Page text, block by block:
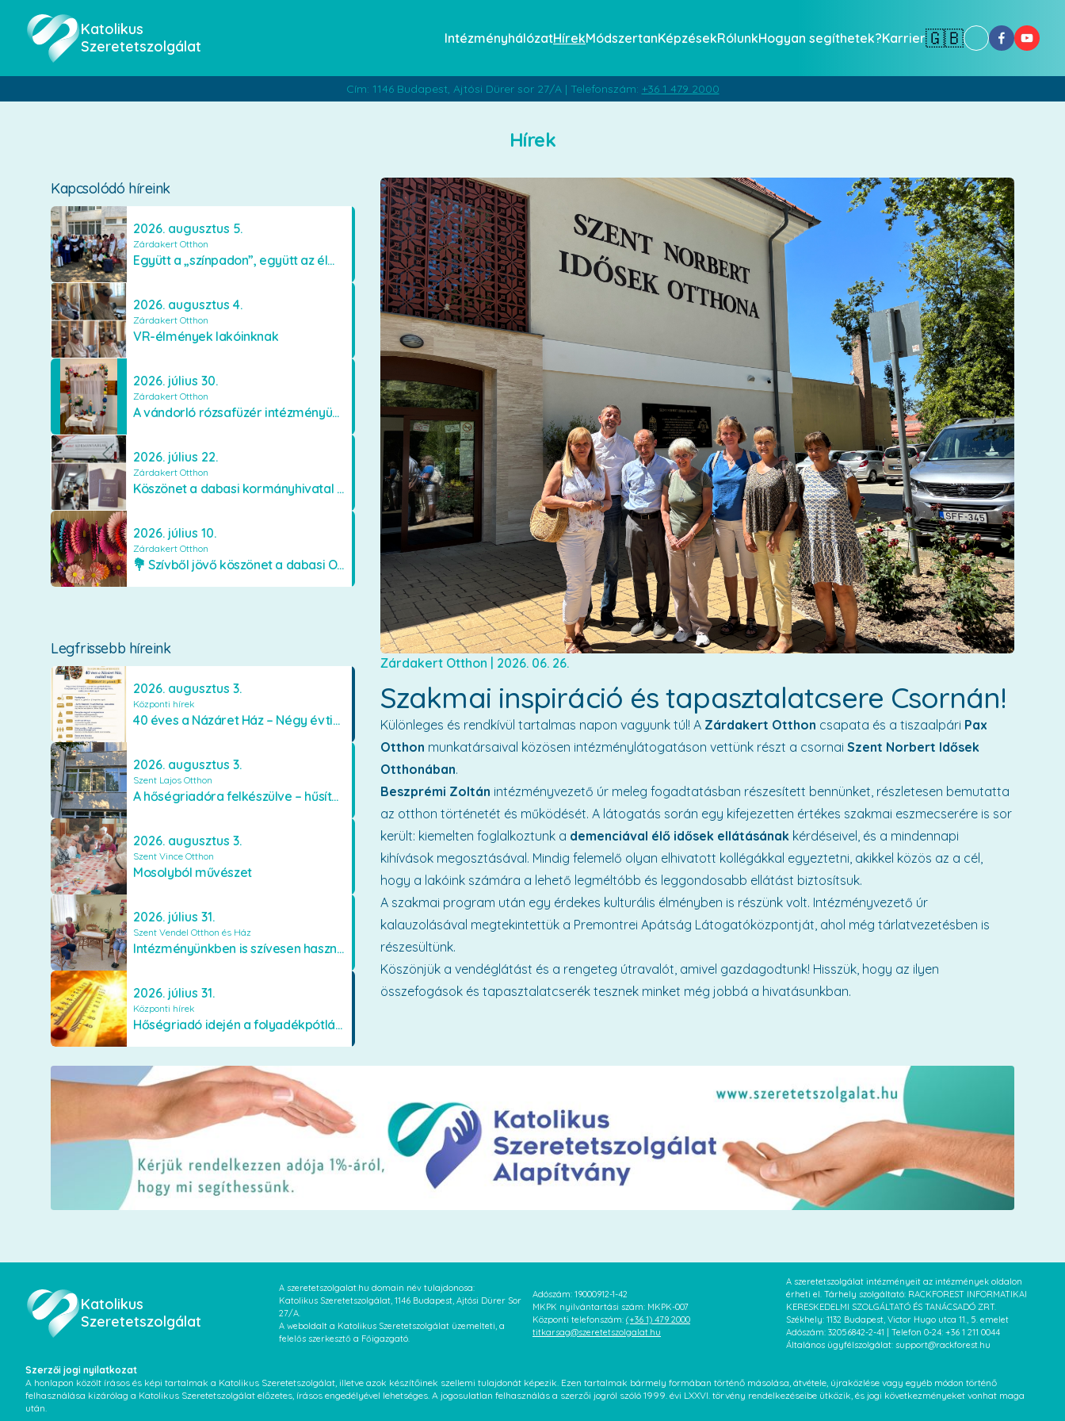
Katolikus
Szeretetszolgálat
IntézményhálózatHírekMódszertanKépzésekRólunkHogyan segíthetek?Karrier🇬🇧
Cím: 1146 Budapest, Ajtósi Dürer sor 27/A | Telefonszám: +36 1 479 2000
Hírek
Kapcsolódó híreink
2026. augusztus 5.
Zárdakert Otthon
Együtt a „színpadon”, együtt az élményekért 🎭✨
2026. augusztus 4.
Zárdakert Otthon
VR-élmények lakóinknak
2026. július 30.
Zárdakert Otthon
A vándorló rózsafüzér intézményünkben
2026. július 22.
Zárdakert Otthon
Köszönet a dabasi kormányhivatal munkatársainak
2026. július 10.
Zárdakert Otthon
💐 Szívből jövő köszönet a dabasi Orimamiknak! 💐
Legfrissebb híreink
2026. augusztus 3.
Központi hírek
40 éves a Názáret Ház – Négy évtized szeretetben és gondoskodásban
2026. augusztus 3.
Szent Lajos Otthon
A hőségriadóra felkészülve – hűsítő fejlesztések a Szent Lajos Otthonban
2026. augusztus 3.
Szent Vince Otthon
Mosolyból művészet
2026. július 31.
Szent Vendel Otthon és Ház
Intézményünkben is szívesen használják a VR szemüveget
2026. július 31.
Központi hírek
Hőségriadó idején a folyadékpótlás életet menthet
Zárdakert Otthon | 2026. 06. 26.
Szakmai inspiráció és tapasztalatcsere Csornán!
Különleges és rendkívül tartalmas napon vagyunk túl! A Zárdakert Otthon csapata és a tiszaalpári Pax
Otthon munkatársaival közösen intézménylátogatáson vettünk részt a csornai Szent Norbert Idősek
Otthonában.
Beszprémi Zoltán intézményvezető úr meleg fogadtatásban részesített bennünket, részletesen bemutatta
az otthon történetét és működését. A látogatás során egy kifejezetten értékes szakmai eszmecserére is sor
került: kiemelten foglalkoztunk a demenciával élő idősek ellátásának kérdéseivel, és a mindennapi
kihívások megosztásával. Mindig felemelő olyan elhivatott kollégákkal egyeztetni, akikkel közös az a cél,
hogy a lakóink számára a lehető legméltóbb és leggondosabb ellátást biztosítsuk.
A szakmai program után egy érdekes kulturális élményben is részünk volt. Intézményvezető úr
kalauzolásával megtekintettük a Premontrei Apátság Látogatóközpontját, ahol még tárlatvezetésben is
részesültünk.
Köszönjük a vendéglátást és a rengeteg útravalót, amivel gazdagodtunk! Hisszük, hogy az ilyen
összefogások és tapasztalatcserék tesznek minket még jobbá a hivatásunkban.
Katolikus
Szeretetszolgálat
A szeretetszolgalat.hu domain név tulajdonosa:
Katolikus Szeretetszolgálat, 1146 Budapest, Ajtósi Dürer Sor
27/A.
A weboldalt a Katolikus Szeretetszolgálat üzemelteti, a
felelős szerkesztő a Főigazgató.
Adószám: 19000912-1-42
MKPK nyilvántartási szám: MKPK-007
Központi telefonszám: (+36 1) 479 2000
titkarsag@szeretetszolgalat.hu
A szeretetszolgálat intézményeit az intézmények oldalon
érheti el. Tárhely szolgáltató: RACKFOREST INFORMATIKAI
KERESKEDELMI SZOLGÁLTATÓ ÉS TANÁCSADÓ ZRT.
Székhely: 1132 Budapest, Victor Hugo utca 11., 5. emelet
Adószám: 32056842-2-41 | Telefon 0-24: +36 1 211 0044
Általános ügyfélszolgálat: support@rackforest.hu
Szerzői jogi nyilatkozat
A honlapon közölt írásos és képi tartalmak a Katolikus Szeretetszolgálat, illetve azok készítőinek szellemi tulajdonát képezik. Ezen tartalmak bármely formában történő másolása, átvétele, újraközlése vagy egyéb módon történő
felhasználása kizárólag a Katolikus Szeretetszolgálat előzetes, írásos engedélyével lehetséges. A jogosulatlan felhasználás a szerzői jogról szóló 1999. évi LXXVI. törvény rendelkezéseibe ütközik, és jogi következményeket vonhat maga
után.